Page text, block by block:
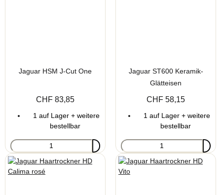
Jaguar HSM J-Cut One
CHF 83,85
1 auf Lager + weitere
bestellbar
Jaguar ST600 Keramik-
Glätteisen
CHF 58,15
1 auf Lager + weitere
bestellbar